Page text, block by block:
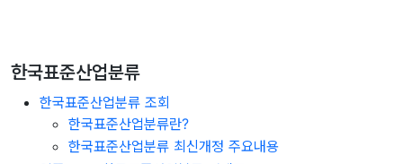
한국표준산업분류
한국표준산업분류 조회
한국표준산업분류란?
한국표준산업분류 최신개정 주요내용